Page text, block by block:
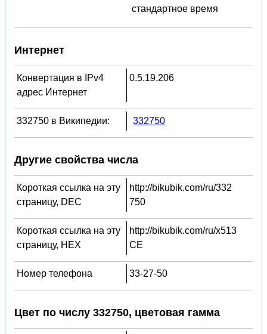
стандартное время
Интернет
Конвертация в IPv4
адрес Интернет
0.5.19.206
332750 в Википедии: 332750
Другие свойства числа
Короткая ссылка на эту
страницу, DEC
http://bikubik.com/ru/332
750
Короткая ссылка на эту
страницу, HEX
http://bikubik.com/ru/x513
CE
Номер телефона 33-27-50
Цвет по числу 332750, цветовая гамма